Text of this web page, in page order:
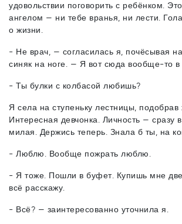
удовольствии поговорить с ребёнком.
ангелом — ни тебе вранья, ни лести.
о жизни.
- Не врач, — согласилась я, почёсывая
синяк на ноге. — Я вот сюда вообще-то в
- Ты булки с колбасой любишь?
Я села на ступеньку лестницы, подобрав
Интересная девчонка. Личность — сразу
милая. Держись теперь. Знала б ты, на
- Люблю. Вообще пожрать люблю.
- Я тоже. Пошли в буфет. Купишь мне
всё расскажу.
- Всё? — заинтересованно уточнила я.